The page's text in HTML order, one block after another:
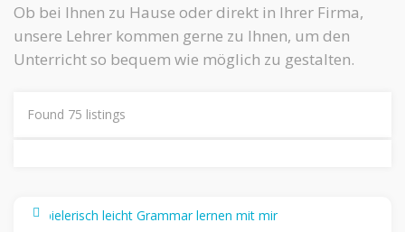
Ob bei Ihnen zu Hause oder direkt in Ihrer Firma,
unsere Lehrer kommen gerne zu Ihnen, um den
Unterricht so bequem wie möglich zu gestalten.
Found 75 listings